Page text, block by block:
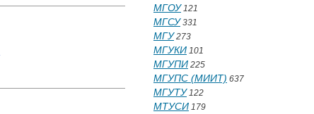
МГОУ121
МГСУ331
МГУ273
МГУКИ 101
МГУПИ 225
МГУПС (МИИТ) 637
МГУТУ122
МТУСИ 179